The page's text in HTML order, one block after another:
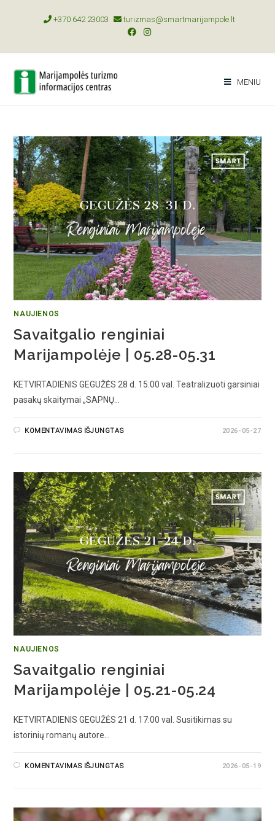
+370 642 23003 turizmas@smartmarijampole.lt
MENIU
NAUJIENOS
Savaitgalio renginiai
Marijampolėje | 05.28-05.31
KETVIRTADIENIS GEGUŽĖS 28 d. 15:00 val. Teatralizuoti garsiniai
pasakų skaitymai „SAPNŲ…
KOMENTAVIMAS IŠJUNGTAS 2026-05-27
NAUJIENOS
Savaitgalio renginiai
Marijampolėje | 05.21-05.24
KETVIRTADIENIS GEGUŽĖS 21 d. 17:00 val. Susitikimas su
istorinių romanų autore…
KOMENTAVIMAS IŠJUNGTAS 2026-05-19